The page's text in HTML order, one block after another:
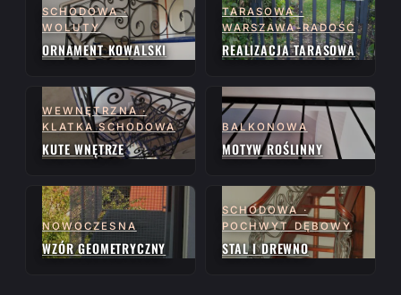
SCHODOWA ·
WOLUTY
ORNAMENT KOWALSKI
TARASOWA ·
WARSZAWA-RADOŚĆ
REALIZACJA TARASOWA
WEWNĘTRZNA ·
KLATKA SCHODOWA
KUTE WNĘTRZE
BALKONOWA
MOTYW ROŚLINNY
NOWOCZESNA
WZÓR GEOMETRYCZNY
SCHODOWA ·
POCHWYT DĘBOWY
STAL I DREWNO